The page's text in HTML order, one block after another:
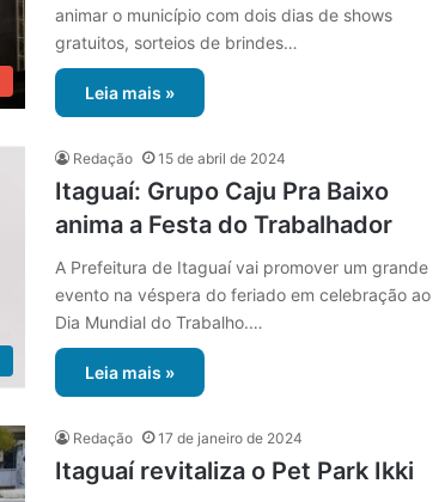
animar o município com dois dias de shows
gratuitos, sorteios de brindes…
Leia mais »
Redação 15 de abril de 2024
Itaguaí: Grupo Caju Pra Baixo
anima a Festa do Trabalhador
A Prefeitura de Itaguaí vai promover um grande
evento na véspera do feriado em celebração ao
Dia Mundial do Trabalho.…
Leia mais »
Redação 17 de janeiro de 2024
Itaguaí revitaliza o Pet Park Ikki